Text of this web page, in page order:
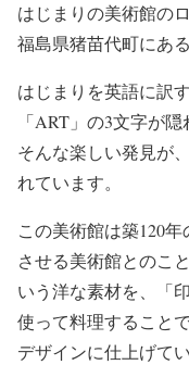
はじまりの美術館の
福島県猪苗代町にあ
はじまりを英語に訳
「ART」の3文字が隠
そんな楽しい発見が
れています。
この美術館は築120
させる美術館とのこ
いう洋な素材を、「
使って料理すること
デザインに仕上げて